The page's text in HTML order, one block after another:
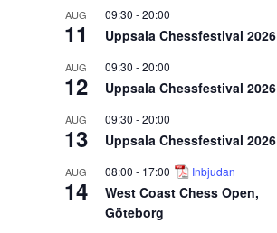
AUG
11
09:30 -20:00
Uppsala Chessfestival 2026
AUG
12
09:30 -20:00
Uppsala Chessfestival 2026
AUG
13
09:30 -20:00
Uppsala Chessfestival 2026
AUG
14
08:00 - 17:00 Inbjudan
West Coast Chess Open,
Göteborg